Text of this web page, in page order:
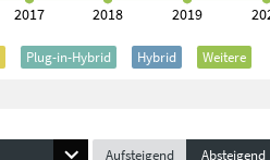
Plug-in-Hybrid Hybrid Weitere
Aufsteigend Absteigend